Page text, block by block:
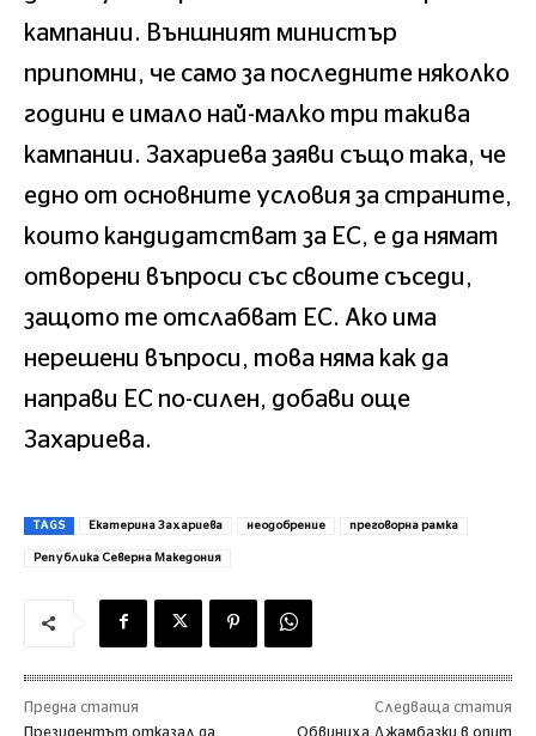
кампании. Външният министър
припомни, че само за последните няколко
години е имало най-малко три такива
кампании. Захариева заяви също така, че
едно от основните условия за страните,
които кандидатстват за ЕС, е да нямат
отворени въпроси със своите съседи,
защото те отслабват ЕС. Ако има
нерешени въпроси, това няма как да
направи ЕС по-силен, добави още
Захариева.
TAGS Екатерина Захариева неодобрение преговорна рамка
Република Северна Македония
Предна статия
Президентът отказал да
Следваща статия
Обвиниха Джамбазки в опит